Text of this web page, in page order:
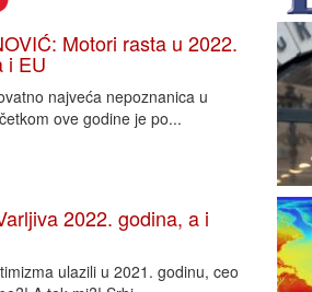
Motori rasta u 2022.
i EU
najveća nepoznanica u
ove godine je po...
2022. godina, a i
ulazili u 2021. godinu, ceo